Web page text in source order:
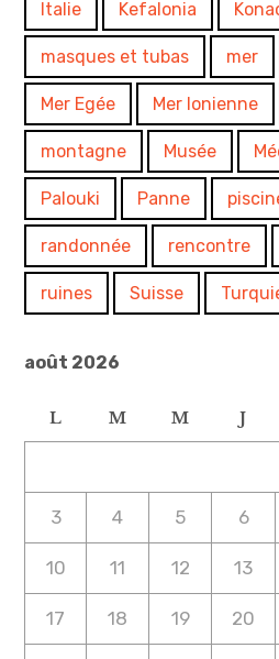
Italie Kefalonia
masques et tubas mer
Mer Egée Mer Ionienne
montagne Musée
Palouki Panne
randonnée rencontre
ruines Suisse
août 2026
L M M J
3 4 5 6
10 11 12 13
17 18 19 20